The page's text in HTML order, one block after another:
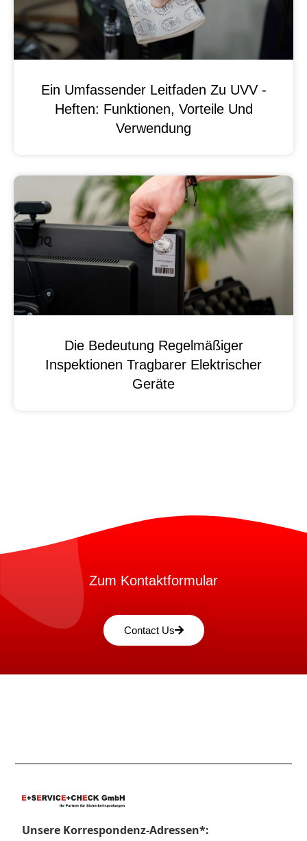
Ein Umfassender Leitfaden Zu UVV -
Heften: Funktionen, Vorteile Und
Verwendung
Die Bedeutung Regelmäßiger
Inspektionen Tragbarer Elektrischer
Geräte
Zum Kontaktformular
Contact Us
Unsere Korrespondenz-Adressen*: